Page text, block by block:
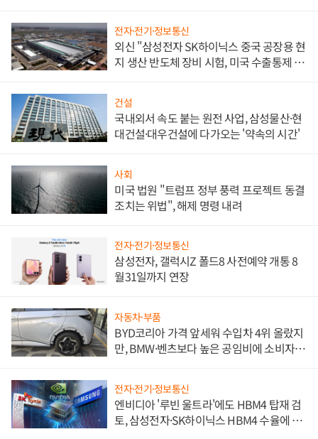
전자·전기·정보통신
외신 "삼성전자 SK하이닉스 중국 공장용 현
지 생산 반도체 장비 시험, 미국 수출통제 대
건설
국내외서 속도 붙는 원전 사업, 삼성물산·현
대건설·대우건설에 다가오는 '약속의 시간'
사회
미국 법원 "트럼프 정부 풍력 프로젝트 동결
조치는 위법", 해제 명령 내려
전자·전기·정보통신
삼성전자, 갤럭시Z 폴드8 사전예약 개통 8
월31일까지 연장
자동차·부품
BYD코리아 가격 앞세워 수입차 4위 올랐지
만, BMW·벤츠보다 높은 공임비에 소비자
전자·전기·정보통신
엔비디아 '루빈 울트라'에도 HBM4 탑재 검
토, 삼성전자·SK하이닉스 HBM4 수율에 주